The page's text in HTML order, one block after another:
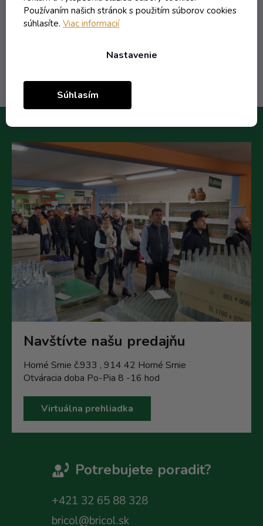
Používaním našich stránok s použitím súborov cookies
súhlasíte. Viac informacií
Nastavenie
Súhlasím
9,93 €/ ks
Do košíka
Navštívte našu predajňu
Horné Srnie č.933 , 914 42 Horné Srnie
Otváracia doba Po-Pia 8 -16 hod
Virtuálna prehliadka
Potrebujete poradit?
+421 32 65 88 328
bricol@bricol.sk